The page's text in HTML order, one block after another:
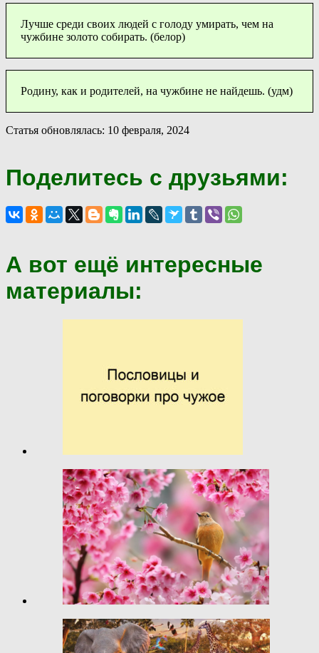
Лучше среди своих людей с голоду умирать, чем на
чужбине золото собирать. (белор)
Родину, как и родителей, на чужбине не найдешь. (удм)
Статья обновлялась: 10 февраля, 2024
Поделитесь с друзьями:
А вот ещё интересные
материалы: